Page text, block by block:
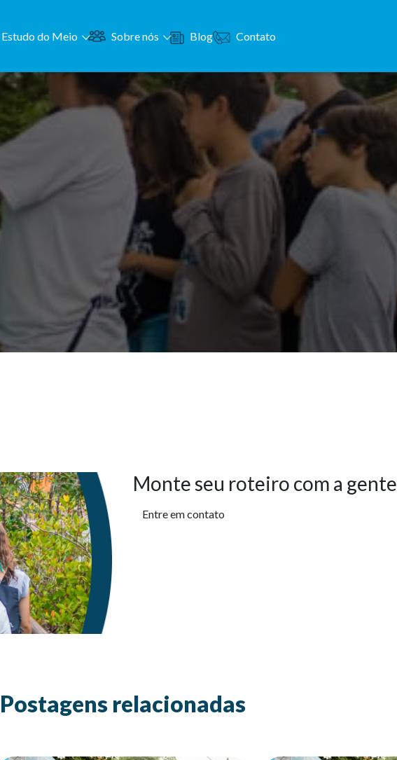
Estudo do Meio Sobre nós Blog Contato
Monte seu roteiro com a gente
Entre em contato
Postagens relacionadas